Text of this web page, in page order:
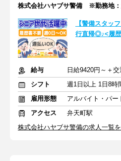
株式会社ハヤブサ警備 ※勤務地：
【警備スタッ
行直帰◎♪<履歴
給与
日給9420円～＋
シフト
週1日以上 1日8時
雇用形態
アルバイト・パー
アクセス
弁天町駅
株式会社ハヤブサ警備の求人一覧